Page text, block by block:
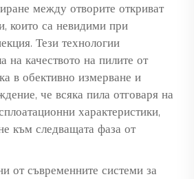
между отворите откриват
които са невидими при
Тези технологии
на качеството на пилите от
в обективно измерване и
че всяка пила отговаря на
характеристики,
към следващата фаза от
от съвременните системи за